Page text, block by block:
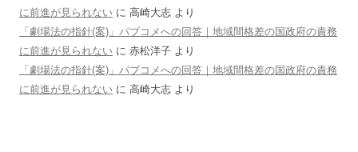
に前進が見られない に 高崎大志 より
「劇場法の指針(案)」パブコメへの回答｜地域間格差の国政府の責務
に前進が見られない に 赤松洋子 より
「劇場法の指針(案)」パブコメへの回答｜地域間格差の国政府の責務
に前進が見られない に 高崎大志 より